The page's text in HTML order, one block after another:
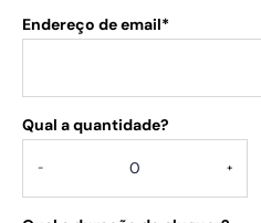
Endereço de email*
Qual a quantidade?
- +